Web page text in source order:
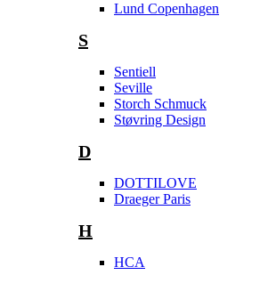
Lund Copenhagen
S
Sentiell
Seville
Storch Schmuck
Støvring Design
D
DOTTILOVE
Draeger Paris
H
HCA